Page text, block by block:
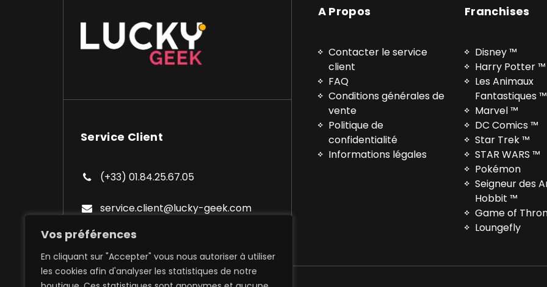
Vos préférences
En cliquant sur "Accepter" vous nous autoriser à utiliser
les cookies afin d'analyser les statistiques de notre
Service Client
(+33) 01.84.25.67.05
service.client@lucky-geek.com
A Propos
Contacter le service
client
FAQ
Conditions générales de
vente
Politique de
confidentialité
Informations légales
Franchises
Disney ™
Harry Potter ™
Les Animaux
Fantastiques ™
Marvel ™
DC Comics ™
Star Trek ™
STAR WARS ™
Pokémon
Seigneur des
Hobbit ™
Game of
Loungefly